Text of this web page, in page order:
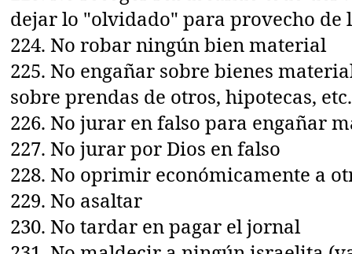
dejar lo "olvidado" para provecho de
224. No robar ningún bien material
225. No engañar sobre bienes
sobre prendas de otros, hipotecas,
226. No jurar en falso para engañar
227. No jurar por Dios en falso
228. No oprimir económicamente a
229. No asaltar
230. No tardar en pagar el jornal